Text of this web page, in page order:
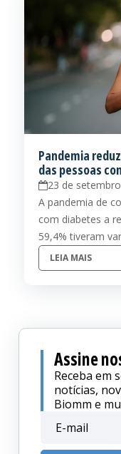
Pandemia
das pessoas
23 de
A pandemia de
com diabetes a
59,4% tiveram
LEIA MAIS
Assine
Receba em
notícias,
Biomm e